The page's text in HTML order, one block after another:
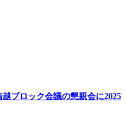
ブロック会議の懇親会に2025